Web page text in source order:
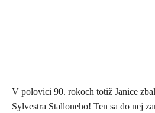
V polovici 90. rokoch totiž Janice
Sylvestra Stalloneho! Ten sa do nej